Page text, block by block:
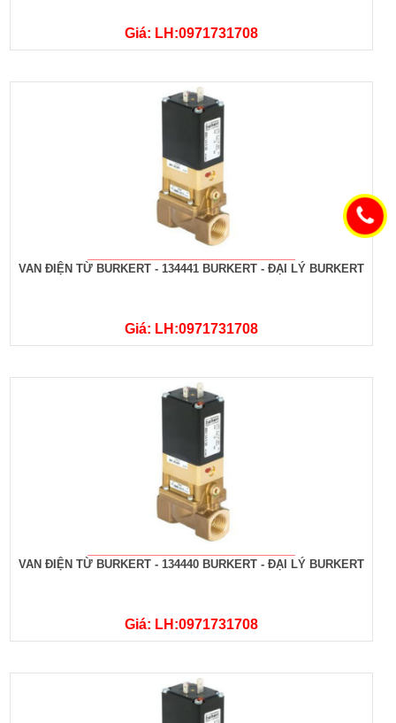
Giá: LH:0971731708
VAN ĐIỆN TỪ BURKERT - 134441 BURKERT - ĐẠI LÝ BURKERT
Giá: LH:0971731708
VAN ĐIỆN TỪ BURKERT - 134440 BURKERT - ĐẠI LÝ BURKERT
Giá: LH:0971731708